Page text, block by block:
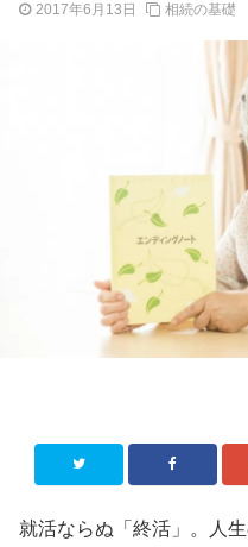
2017年6月13日 相続の基礎
就活ならぬ「終活」。人